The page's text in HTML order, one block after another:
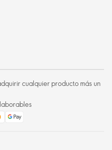
cualquier producto más un